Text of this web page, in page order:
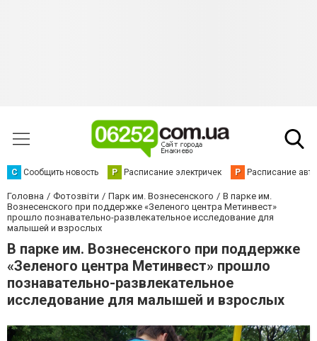
С Сообщить новость Р Расписание электричек Р Расписание
Головна Фотозвіти Парк им. Вознесенского
В парке им.
Вознесенского при поддержке «Зеленого центра Метинвест»
прошло познавательно-развлекательное исследование для
малышей и взрослых
В парке им. Вознесенского при поддержке
«Зеленого центра Метинвест» прошло
познавательно-развлекательное
исследование для малышей и взрослых